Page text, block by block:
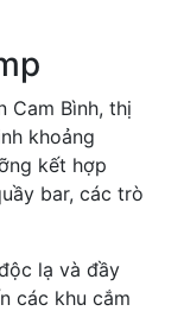
Cam Bình, thị
khoảng
kết hợp
bar, các trò
lạ và đầy
các khu cắm